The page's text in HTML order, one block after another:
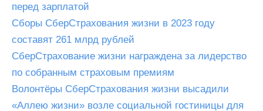
перед зарплатой
Сборы СберСтрахования жизни в 2023 году
составят 261 млрд рублей
СберСтрахование жизни награждена за лидерство
по собранным страховым премиям
Волонтёры СберСтрахования жизни высадили
«Аллею жизни» возле социальной гостиницы для